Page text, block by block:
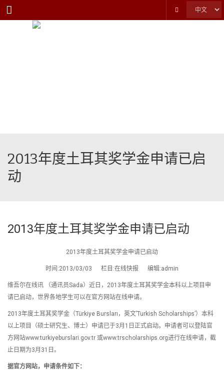
Menu
2013年度土耳其奖学金申请已启
动
2013年度土耳其奖学金申请已启动
2013年度土耳其奖学金申请已启动
时间:2013/03/03 栏目:在线快报 编辑:admin
维吾尔在线讯 （通讯员Sada）近日，2013年度土耳其奖学金本科以上项目申
请已启动，世界各地学生可以在官方网站在线申请。
2013年度土耳其奖学金（Türkiye Bursları，英文’Turkish Scholarships’）本科
以上项目（硕士研究生、博士）申请已于3月1日正式启动。申请者可以登陆官
方网站www.turkiyeburslari.gov.tr 或www.trscholarships.org进行在线申请，截
止日期为3月31日。
据官方网站，申请条件如下：